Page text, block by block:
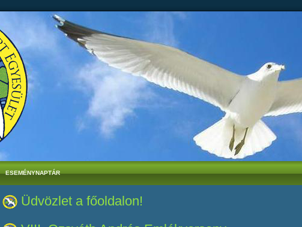
ESEMÉNYNAPTÁR
Üdvözlet a főoldalon!